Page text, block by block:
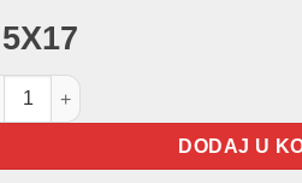
felga A ULTIMATE 213
DODAJ U